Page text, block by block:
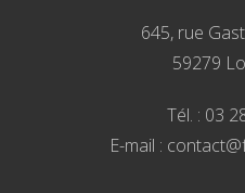
645, rue
59279
Tél. : 03
E-mail :